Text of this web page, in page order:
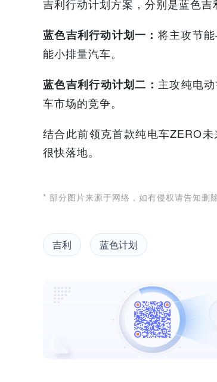
吉利行动计划方案，分别是蓝色
蓝色吉利行动计划一： 将主攻节
能小排量汽车。
蓝色吉利行动计划二： 主攻纯电
车市场的竞争。
结合此前领克首款纯电车ZERO
很快落地。
* 部分图片来源于网络，如有侵权请告知删
吉利 蓝色计划